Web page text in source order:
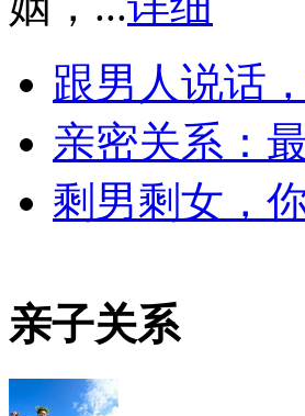
跟男人说话
亲密关系：
剩男剩女，
亲子关系